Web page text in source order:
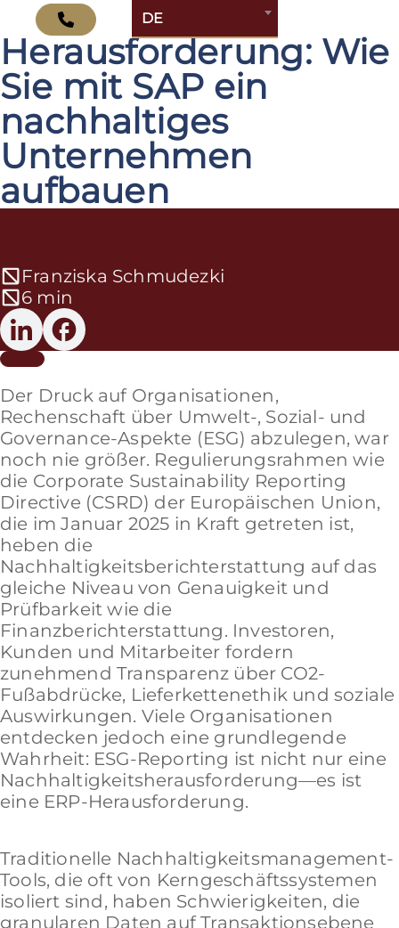
DE
ESG ist eine ERP-
Herausforderung: Wie
Sie mit SAP ein
nachhaltiges
Unternehmen
aufbauen
Franziska Schmudezki
6 min
Der Druck auf Organisationen,
Rechenschaft über Umwelt-, Sozial- und
Governance-Aspekte (ESG) abzulegen, war
noch nie größer. Regulierungsrahmen wie
die Corporate Sustainability Reporting
Directive (CSRD) der Europäischen Union,
die im Januar 2025 in Kraft getreten ist,
heben die
Nachhaltigkeitsberichterstattung auf das
gleiche Niveau von Genauigkeit und
Prüfbarkeit wie die
Finanzberichterstattung. Investoren,
Kunden und Mitarbeiter fordern
zunehmend Transparenz über CO2-
Fußabdrücke, Lieferkettenethik und soziale
Auswirkungen. Viele Organisationen
entdecken jedoch eine grundlegende
Wahrheit: ESG-Reporting ist nicht nur eine
Nachhaltigkeitsherausforderung—es ist
eine ERP-Herausforderung.
Traditionelle Nachhaltigkeitsmanagement-
Tools, die oft von Kerngeschäftssystemen
isoliert sind, haben Schwierigkeiten, die
granularen Daten auf Transaktionsebene